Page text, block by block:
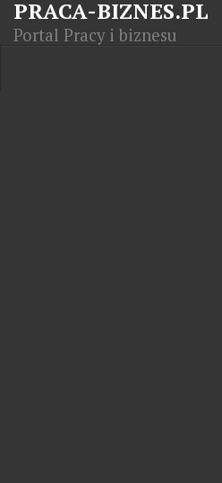
PRACA-BIZNES.PL
Portal Pracy i biznesu